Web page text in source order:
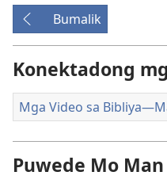
Bumalik
Konektadong
Mga Video sa
Puwede Mo